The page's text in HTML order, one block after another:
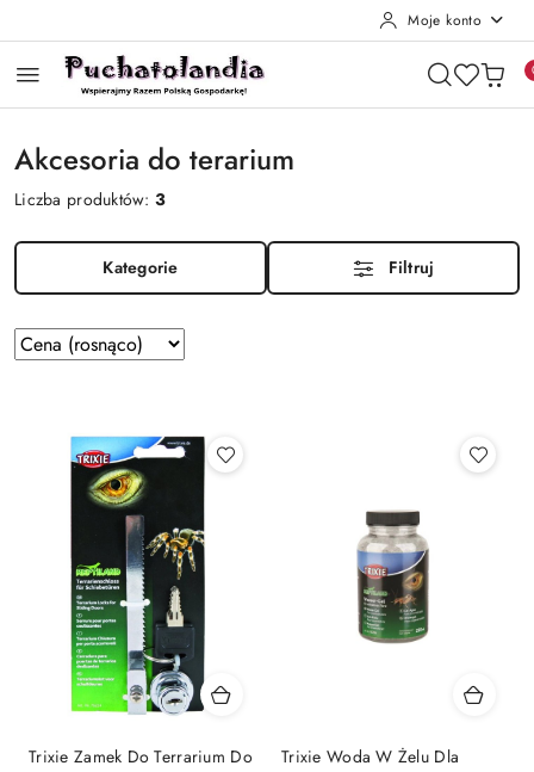
Moje konto
Akcesoria do terarium
Liczba produktów:3
Kategorie Filtruj
Zastosowano
sortowanie:
Sortuj
według
Trixie Zamek Do Terrarium Do
Trixie Woda W Żelu Dla